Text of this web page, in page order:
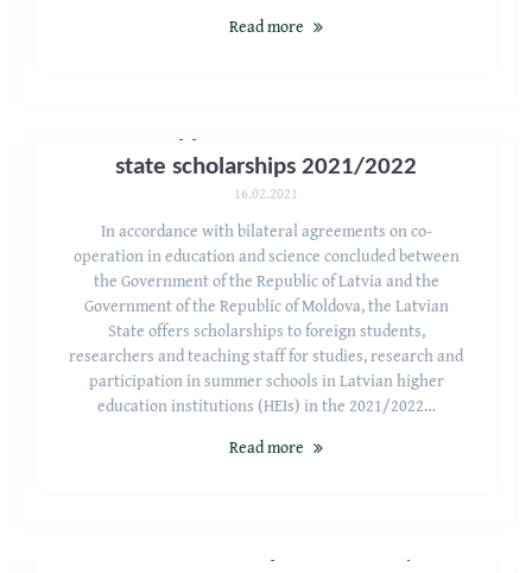
Read more
state scholarships 2021/2022
16.02.2021
In accordance with bilateral agreements on co-
operation in education and science concluded between
the Government of the Republic of Latvia and the
Government of the Republic of Moldova, the Latvian
State offers scholarships to foreign students,
researchers and teaching staff for studies, research and
participation in summer schools in Latvian higher
education institutions (HEIs) in the 2021/2022…
Read more